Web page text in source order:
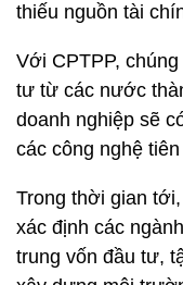
thiếu nguồn tài
Với CPTPP,
tư từ các nước
doanh nghiệp sẽ
các công nghệ
Trong thời gian
xác định các
trung vốn đầu tư,